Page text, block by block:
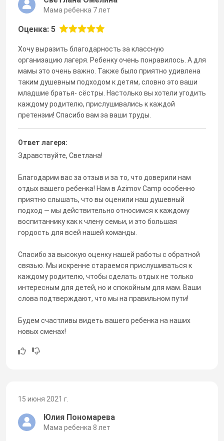
Мама ребенка 7 лет
Оценка: 5
Хочу выразить благодарность за классную
организацию лагеря. Ребенку очень понравилось. А для
мамы это очень важно. Также было приятно удивлена
таким душевным подходом к детям, словно это ваши
младшие братья- сёстры. Настолько вы хотели угодить
каждому родителю, прислушивались к каждой
претензии! Спасибо вам за ваши труды.
Ответ лагеря:
Здравствуйте, Светлана!
Благодарим вас за отзыв и за то, что доверили нам
отдых вашего ребенка! Нам в Azimov Camp особенно
приятно слышать, что вы оценили наш душевный
подход — мы действительно относимся к каждому
воспитаннику как к члену семьи, и это большая
гордость для всей нашей команды.
Спасибо за высокую оценку нашей работы с обратной
связью. Мы искренне стараемся прислушиваться к
каждому родителю, чтобы сделать отдых не только
интересным для детей, но и спокойным для мам. Ваши
слова подтверждают, что мы на правильном пути!
Будем счастливы видеть вашего ребенка на наших
новых сменах!
15 июня 2021 г.
Юлия Пономарева
Мама ребенка 8 лет